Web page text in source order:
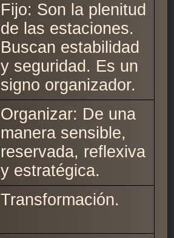
Fijo: Son la plenitud
de las estaciones.
Buscan estabilidad
y seguridad. Es un
signo organizador.
Organizar: De una
manera sensible,
reservada, reflexiva
y estratégica.
Transformación.